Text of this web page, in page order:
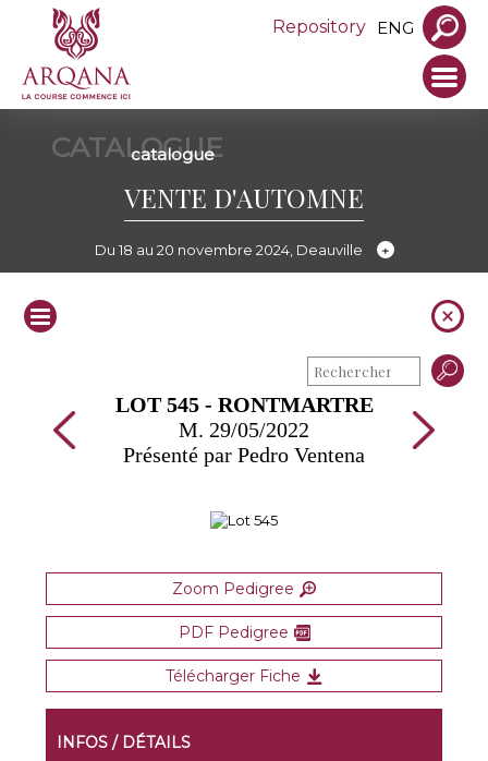
Repository ENG
CATALOGUE
catalogue
VENTE D'AUTOMNE
Du 18 au 20 novembre 2024, Deauville
LOT 545 - RONTMARTRE
M. 29/05/2022
Présenté par Pedro Ventena
Zoom Pedigree
PDF Pedigree
Télécharger Fiche
INFOS / DÉTAILS